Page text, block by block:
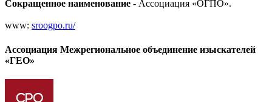
Сокращенное наименование - Ассоциация «ОГПО».
www: sroogpo.ru/
Ассоциация Межрегиональное объединение изыскателей
«ГЕО»